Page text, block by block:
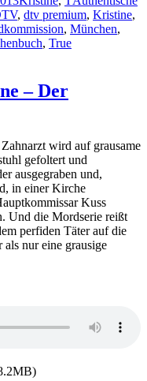
, dtv premium, Kristine,
, München,
, True
– Der
wird auf grausame
gefoltert und
ausgegraben und,
in einer Kirche
Kuss
Und die Mordserie reißt
perfiden Täter auf die
nur eine grausige